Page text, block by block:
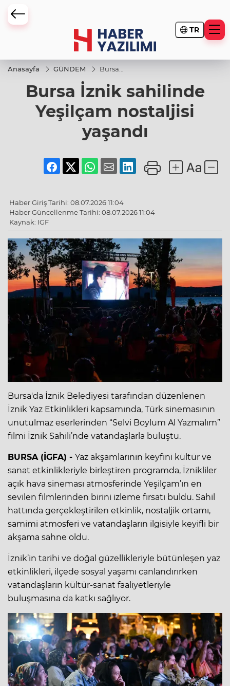
TR
Anasayfa GÜNDEM
Bursa
sahilinde
Yeşilçam
yaşandı
Bursa İznik sahilinde
Yeşilçam nostaljisi
yaşandı
Haber Giriş Tarihi: 08.07.2026 11:04
Haber Güncellenme Tarihi: 08.07.2026 11:04
Kaynak: IGF
Bursa'da İznik Belediyesi tarafından düzenlenen
İznik Yaz Etkinlikleri kapsamında, Türk sinemasının
unutulmaz eserlerinden “Selvi Boylum Al Yazmalım”
filmi İznik Sahili’nde vatandaşlarla buluştu.
BURSA (İGFA) - Yaz akşamlarının keyfini kültür ve
sanat etkinlikleriyle birleştiren programda, İznikliler
açık hava sineması atmosferinde Yeşilçam’ın en
sevilen filmlerinden birini izleme fırsatı buldu. Sahil
hattında gerçekleştirilen etkinlik, nostaljik ortamı,
samimi atmosferi ve vatandaşların ilgisiyle keyifli bir
akşama sahne oldu.
İznik’in tarihi ve doğal güzellikleriyle bütünleşen yaz
etkinlikleri, ilçede sosyal yaşamı canlandırırken
vatandaşların kültür-sanat faaliyetleriyle
buluşmasına da katkı sağlıyor.